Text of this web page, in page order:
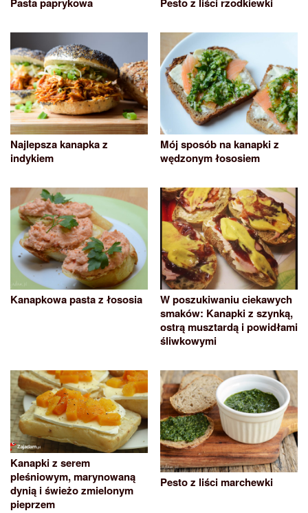
Najlepsza kanapka z
indykiem
Mój sposób na kanapki z
wędzonym łososiem
Kanapkowa pasta z łososia
W poszukiwaniu ciekawych
smaków: Kanapki z szynką,
ostrą musztardą i powidłami
śliwkowymi
Kanapki z serem
pleśniowym, marynowaną
dynią i świeżo zmielonym
pieprzem
Pesto z liści marchewki